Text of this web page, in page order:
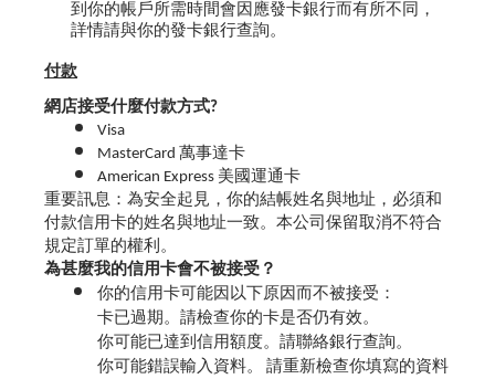
到你的帳戶所需時間會因應發卡銀行而有所不同，
詳情請與你的發卡銀行查詢。
付款
網店接受什麼付款方式?
Visa
MasterCard 萬事達卡
American Express 美國運通卡
重要訊息：為安全起見，你的結帳姓名與地址，必須和
付款信用卡的姓名與地址一致。本公司保留取消不符合
規定訂單的權利。
為甚麼我的信用卡會不被接受？
你的信用卡可能因以下原因而不被接受：
卡已過期。請檢查你的卡是否仍有效。
你可能已達到信用額度。請聯絡銀行查詢。
你可能錯誤輸入資料。 請重新檢查你填寫的資料